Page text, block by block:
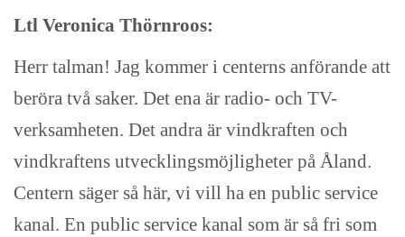
Ltl Veronica Thörnroos:
Herr talman! Jag kommer i centerns anförande att
beröra två saker. Det ena är radio- och TV-
verksamheten. Det andra är vindkraften och
vindkraftens utvecklingsmöjligheter på Åland.
Centern säger så här, vi vill ha en public service
kanal. En public service kanal som är så fri som